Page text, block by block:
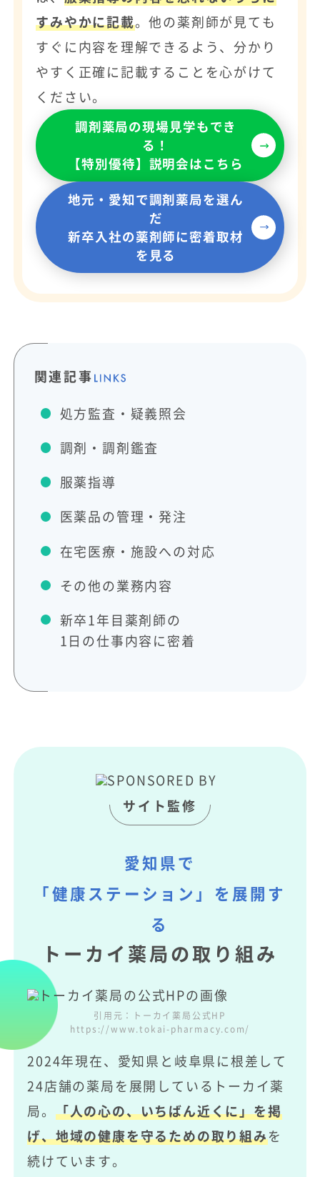
すみやかに記載。他の薬剤師が見ても
すぐに内容を理解できるよう、分かり
やすく正確に記載することを心がけて
ください。
調剤薬局の現場見学もでき
る！
【特別優待】説明会はこちら
地元・愛知で調剤薬局を選ん
だ
新卒入社の薬剤師に密着取材
を見る
関連記事
処方監査・疑義照会
調剤・調剤鑑査
服薬指導
医薬品の管理・発注
在宅医療・施設への対応
その他の業務内容
新卒1年目薬剤師の
1日の仕事内容に密着
サイト監修
愛知県で
「健康ステーション」を展開す
る
トーカイ薬局の取り組み
引用元：トーカイ薬局公式HP
https://www.tokai-pharmacy.com/
2024年現在、愛知県と岐阜県に根差して
24店舗の薬局を展開しているトーカイ薬
局。 「人の心の、いちばん近くに」を掲
げ、地域の健康を守るための取り組みを
続けています。